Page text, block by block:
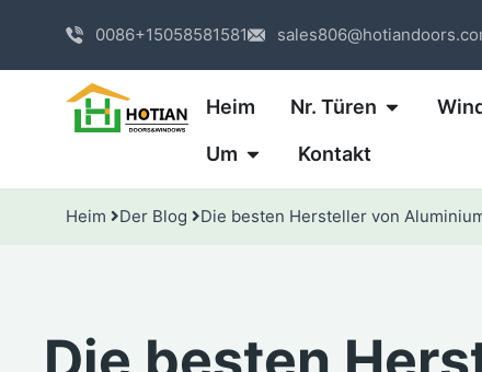
0086+15058581581
Heim Nr. Türen
Um Kontakt
Heim Der Blog Die besten Hersteller von